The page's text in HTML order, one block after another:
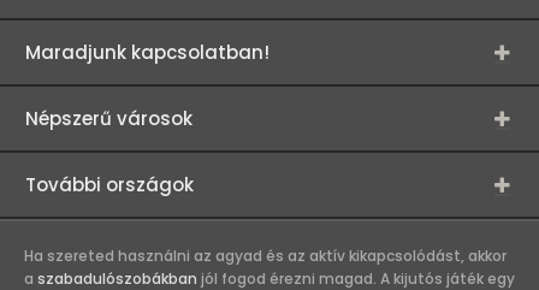
Maradjunk kapcsolatban!
Népszerű városok
További országok
Ha szereted használni az agyad és az aktív kikapcsolódást, akkor
a szabadulószobákban jól fogod érezni magad. A kijutós játék egy